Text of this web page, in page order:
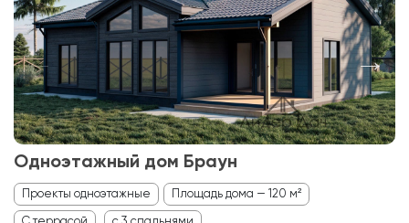
Одноэтажный дом Браун
Проекты одноэтажные Площадь дома — 120 м²